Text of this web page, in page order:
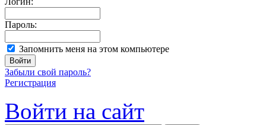
Пароль:
Запомнить меня на этом компьютере
Забыли свой пароль?
Регистрация
Войти на сайт